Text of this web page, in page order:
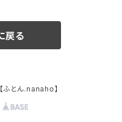
戻る
とん.nanaho】